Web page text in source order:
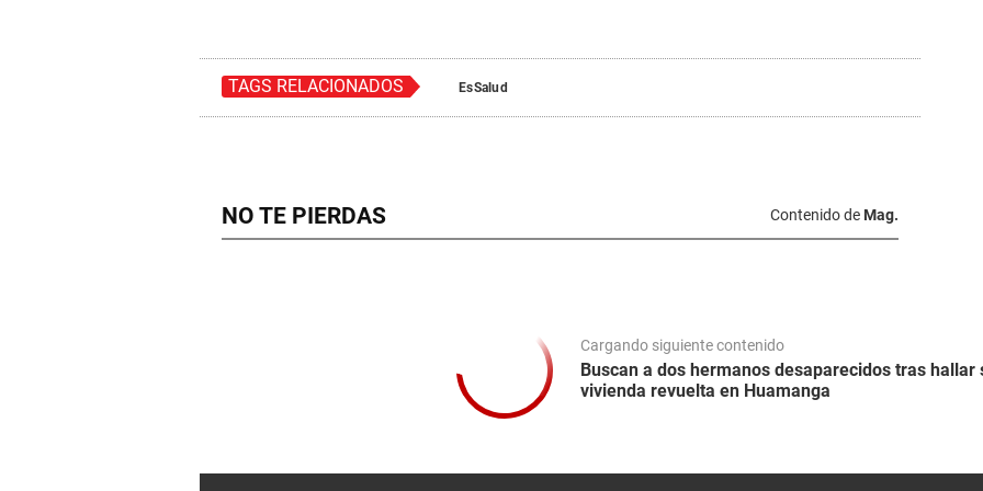
TAGS RELACIONADOS EsSalud
NO TE PIERDAS Contenido de Mag.
Cargando siguiente contenido
Buscan a dos hermanos desaparecidos tras hallar
vivienda revuelta en Huamanga